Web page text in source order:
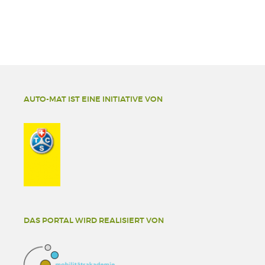
AUTO-MAT IST EINE INITIATIVE VON
DAS PORTAL WIRD REALISIERT VON